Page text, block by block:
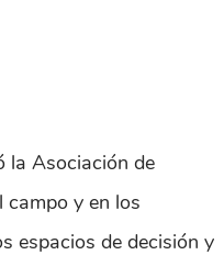
la Asociación de
campo y en los
espacios de decisión y